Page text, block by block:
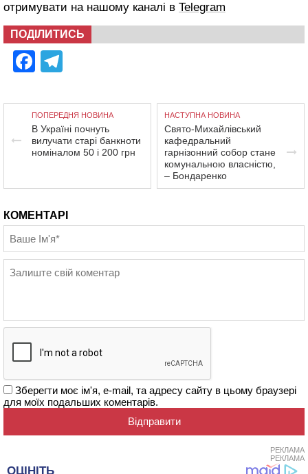
отримувати на нашому каналі в Telegram
ПОДІЛИТИСЬ
Facebook
ПОПЕРЕДНЯ НОВИНА
В Україні почнуть
вилучати старі банкноти
номіналом 50 і 200 грн
НАСТУПНА НОВИНА
Свято-Михайлівський
кафедральний
гарнізонний собор стане
комунальною власністю,
– Бондаренко
КОМЕНТАРІ
Зберегти моє ім'я, e-mail, та адресу сайту в цьому браузері
для моїх подальших коментарів.
РЕКЛАМА
РЕКЛАМА